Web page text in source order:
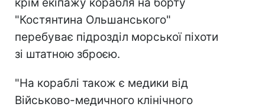
"Костянтина Ольшанського"
перебуває підрозділ морської піхоти
зі штатною зброєю.
"На кораблі також є медики від
Військово-медичного клінічного